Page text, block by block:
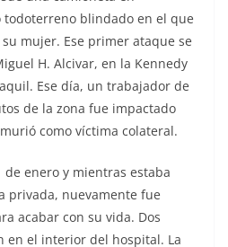
blindado en el que
mujer. Ese primer ataque se
H. Alcivar, en la Kennedy
Ese día, un trabajador de
de la zona fue impactado
como víctima colateral.
de enero y mientras estaba
privada, nuevamente fue
acabar con su vida. Dos
en el interior del hospital. La